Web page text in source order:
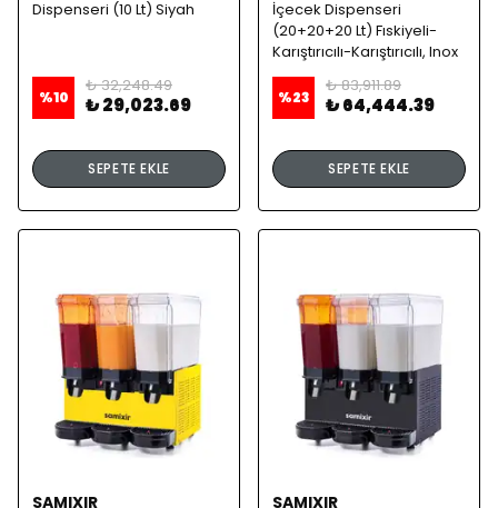
Dispenseri (10 Lt) Siyah
%10
₺ 32,248.49
₺ 29,023.69
SEPETE EKLE
İçecek Dispenseri
(20+20+20 Lt) Fıskiyeli-
Karıştırıcılı-Karıştırıcılı, Inox
%23
₺ 83,911.89
₺ 64,444.39
SEPETE EKLE
SAMIXIR SAMIXIR